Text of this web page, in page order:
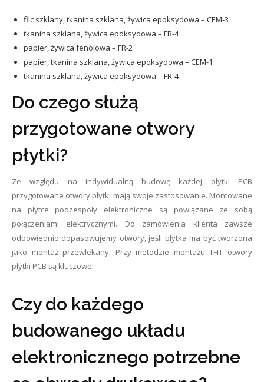
filc szklany, tkanina szklana, żywica epoksydowa – CEM-3
tkanina szklana, żywica epoksydowa – FR-4
papier, żywica fenolowa – FR-2
papier, tkanina szklana, żywica epoksydowa – CEM-1
tkanina szklana, żywica epoksydowa – FR-4
Do czego służą
przygotowane otwory
płytki?
Ze względu na indywidualną budowę każdej płytki PCB
przygotowane otwory płytki mają swoje zastosowanie. Montowane
na płytce podzespoły elektroniczne są powiązane ze sobą
połączeniami elektrycznymi. Do zamówienia klienta zawsze
odpowiednio dopasowujemy otwory, jeśli płytka ma być tworzona
jako montaż przewlekany. Przy metodzie montażu THT otwory
płytki PCB są kluczowe.
Czy do każdego
budowanego układu
elektronicznego potrzebne